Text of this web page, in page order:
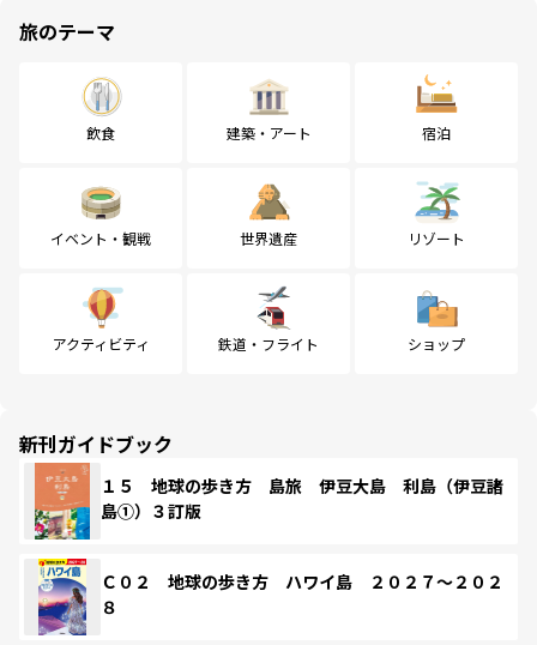
旅のテーマ
飲食 建築・アート 宿泊
イベント・観戦 世界遺産 リゾート
アクティビティ 鉄道・フライト ショップ
新刊ガイドブック
１５ 地球の歩き方 島旅 伊豆大島 利島（伊豆諸
島①）３訂版
Ｃ０２ 地球の歩き方 ハワイ島 ２０２７～２０２
８